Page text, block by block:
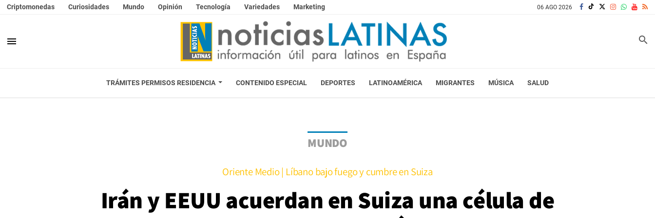
Criptomonedas Curiosidades Mundo Opinión Tecnología Variedades Marketing 06 AGO 2026
menu search
TRÁMITES PERMISOS RESIDENCIA CONTENIDO ESPECIAL DEPORTES LATINOAMÉRICA MIGRANTES MÚSICA SALUD
MUNDO
Oriente Medio | Líbano bajo fuego y cumbre en Suiza
Irán y EEUU acuerdan en Suiza una célula de